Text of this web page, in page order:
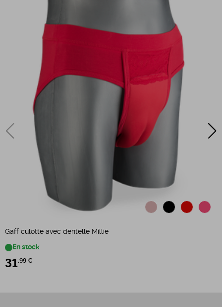
Gaff culotte avec dentelle Millie
En stock
31,99 €